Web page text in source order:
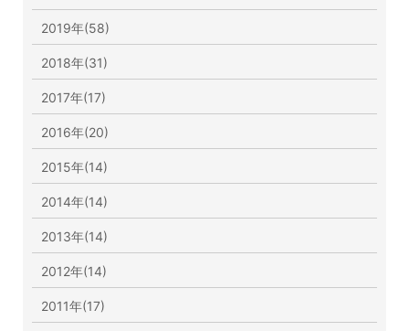
2019年(58)
2018年(31)
2017年(17)
2016年(20)
2015年(14)
2014年(14)
2013年(14)
2012年(14)
2011年(17)